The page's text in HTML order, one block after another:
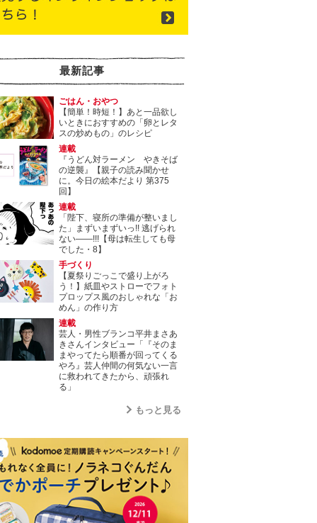
最新記事
ごはん・おやつ
【簡単！時短！】あと一品欲し
いときにおすすめの「卵とレタ
スの炒めもの」のレシピ
連載
『うどん対ラーメン やきそば
の逆襲』【親子の読み聞かせ
に。今日の絵本だより 第375
回】
連載
「陛下、寝所の準備が整いまし
た」まずいまずいっ!! 逃げられ
ない――!!!【母は転生しても母
でした・8】
手づくり
【夏祭りごっこで盛り上がろ
う！】紙皿やストローでフォト
プロップス風のおしゃれな「お
めん」の作り方
連載
芸人・男性ブランコ平井まさあ
きさんインタビュー「『そのま
まやってたら順番が回ってくる
やろ』芸人仲間の何気ない一言
に救われてきたから、頑張れ
る」
もっと見る